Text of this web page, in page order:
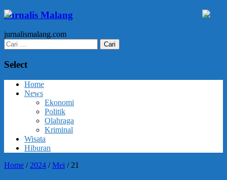
Jurnalis Malang
jurnalismalang.com
Cari
untuk:
Select
Home
News
Ekonomi
Politik
Olahraga
Kriminal
Wisata
Hiburan
Home / 2024 /Mei / 21